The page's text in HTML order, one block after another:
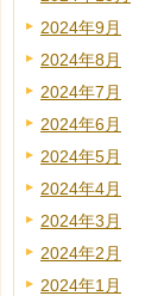
2024年9月
2024年8月
2024年7月
2024年6月
2024年5月
2024年4月
2024年3月
2024年2月
2024年1月